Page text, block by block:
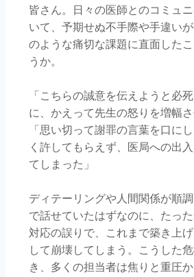
皆さん。日々の医師とのコミュ
いて、予期せぬ不手際や手違い
のような痛切な課題に直面した
うか。
「こちらの誠意を伝えようと必
に、かえって先生の怒りを増幅さ
「思い切って謝罪の言葉を口に
く許してもらえず、医局への出
てしまった」
ディテーリングや人間関係が順
で話せていたはずなのに、たっ
対応の誤りで、これまで築き上
して崩壊してしまう。こうした
き、多くの担当者は焦りと重圧